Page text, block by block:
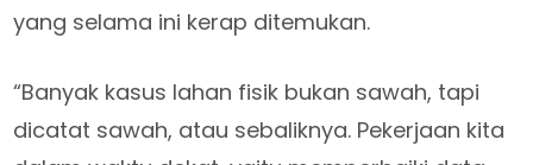
yang selama ini kerap ditemukan.
“Banyak kasus lahan fisik bukan sawah, tapi
dicatat sawah, atau sebaliknya. Pekerjaan kita